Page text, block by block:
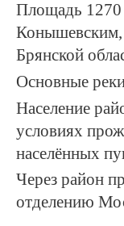
Площадь 1270
Конышевским,
Брянской
Основные
Население
условиях
населённых
Через район
отделению